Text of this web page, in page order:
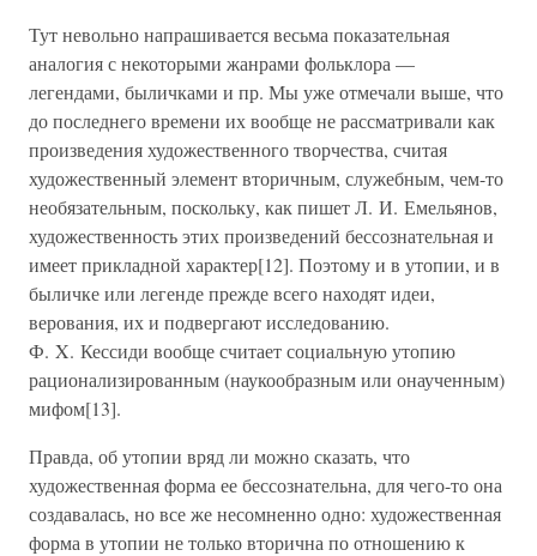
Тут невольно напрашивается весьма показательная
аналогия с некоторыми жанрами фольклора —
легендами, быличками и пр. Мы уже отмечали выше, что
до последнего времени их вообще не рассматривали как
произведения художественного творчества, считая
художественный элемент вторичным, служебным, чем-то
необязательным, поскольку, как пишет Л. И. Емельянов,
художественность этих произведений бессознательная и
имеет прикладной характер[12]. Поэтому и в утопии, и в
быличке или легенде прежде всего находят идеи,
верования, их и подвергают исследованию.
Ф. X. Кессиди вообще считает социальную утопию
рационализированным (наукообразным или онаученным)
мифом[13].
Правда, об утопии вряд ли можно сказать, что
художественная форма ее бессознательна, для чего-то она
создавалась, но все же несомненно одно: художественная
форма в утопии не только вторична по отношению к